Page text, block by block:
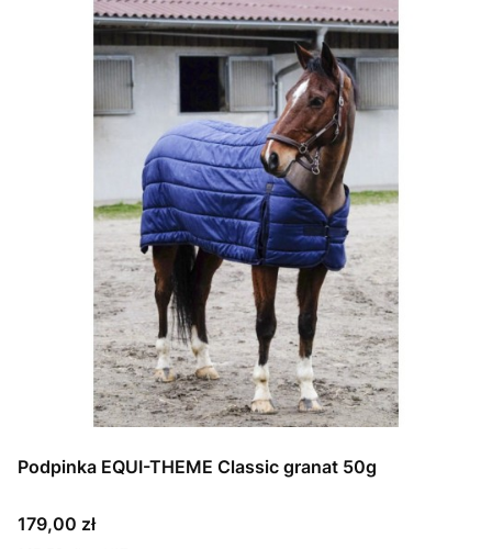
Podpinka EQUI-THEME Classic granat 50g
Cena
179,00 zł